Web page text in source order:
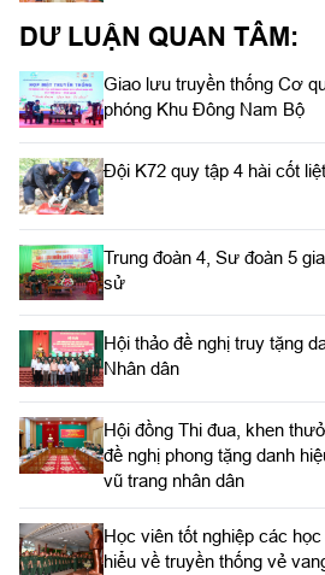
DƯ LUẬN QUAN TÂM:
Giao lưu truyền thống Cơ
phóng Khu Đông Nam Bộ
Đội K72 quy tập 4 hài cốt
Trung đoàn 4, Sư đoàn 5
sử
Hội thảo đề nghị truy tặng
Nhân dân
Hội đồng Thi đua, khen
đề nghị phong tặng danh
vũ trang nhân dân
Học viên tốt nghiệp các
hiểu về truyền thống vẻ